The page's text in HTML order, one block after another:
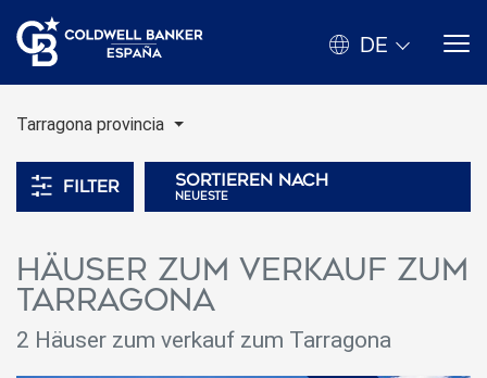
DE
Tarragona provincia
Filter Sortieren nach
neueste
Häuser zum verkauf zum
Tarragona
2 Häuser zum verkauf zum Tarragona